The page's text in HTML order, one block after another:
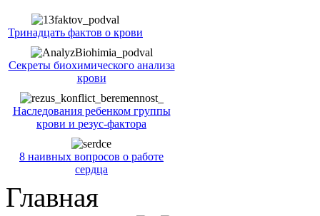
Тринадцать фактов о крови
Секреты биохимического анализа
крови
Наследования ребенком группы
крови и резус-фактора
8 наивных вопросов о работе
сердца
Главная